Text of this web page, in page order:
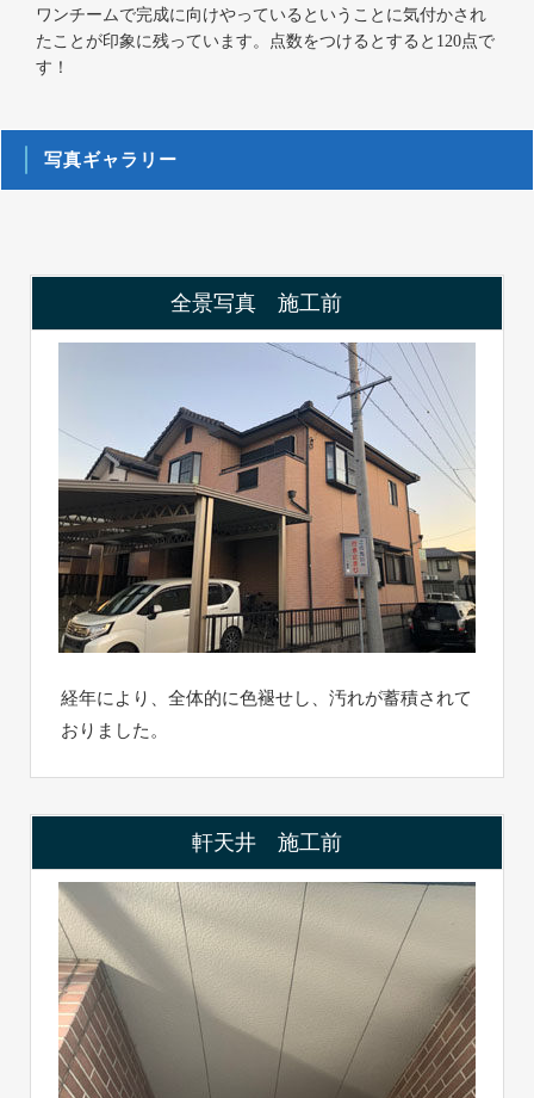
ワンチームで完成に向けやっているということに気付かされ
たことが印象に残っています。点数をつけるとすると120点で
す！
写真ギャラリー
全景写真 施工前
経年により、全体的に色褪せし、汚れが蓄積されて
おりました。
軒天井 施工前